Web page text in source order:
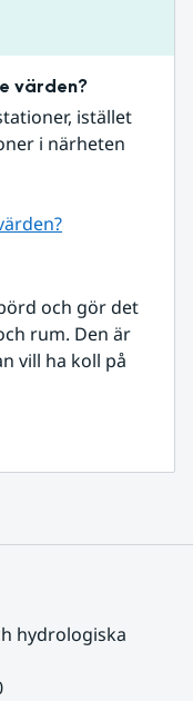
värden?
istället
i närheten
och gör det
rum. Den är
vill ha koll på
hydrologiska